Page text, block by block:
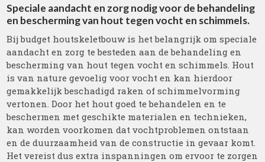
Speciale aandacht en zorg nodig voor de behandeling
en bescherming van hout tegen vocht en schimmels.
Bij budget houtskeletbouw is het belangrijk om speciale
aandacht en zorg te besteden aan de behandeling en
bescherming van hout tegen vocht en schimmels. Hout
is van nature gevoelig voor vocht en kan hierdoor
gemakkelijk beschadigd raken of schimmelvorming
vertonen. Door het hout goed te behandelen en te
beschermen met geschikte materialen en technieken,
kan worden voorkomen dat vochtproblemen ontstaan
en de duurzaamheid van de constructie in gevaar komt.
Het vereist dus extra inspanningen om ervoor te zorgen